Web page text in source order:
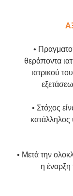
•
θεράποντα
ιατρικού
• Στόχος
κατάλληλος
• Μετά την
η έναρξη